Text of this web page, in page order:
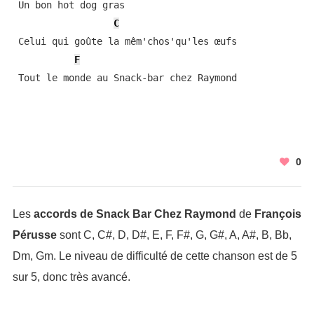
Un bon hot dog gras
C
Celui qui goûte la mêm'chos'qu'les œufs
F
Tout le monde au Snack-bar chez Raymond
0
Les accords de Snack Bar Chez Raymond de François
Pérussesont C, C#, D, D#, E, F, F#, G, G#, A, A#, B, Bb,
Dm, Gm. Le niveau de difficulté de cette chanson est de 5
sur 5, donc très avancé.